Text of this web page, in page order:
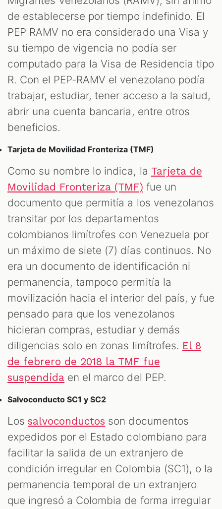
de establecerse por tiempo indefinido. El
PEP RAMV no era considerado una Visa y
su tiempo de vigencia no podía ser
computado para la Visa de Residencia tipo
R. Con el PEP-RAMV el venezolano podía
trabajar, estudiar, tener acceso a la salud,
abrir una cuenta bancaria, entre otros
beneficios.
Tarjeta de Movilidad Fronteriza (TMF)
Como su nombre lo indica, la Tarjeta de
Movilidad Fronteriza (TMF) fue un
documento que permitía a los venezolanos
transitar por los departamentos
colombianos limítrofes con Venezuela por
un máximo de siete (7) días continuos. No
era un documento de identificación ni
permanencia, tampoco permitía la
movilización hacia el interior del país, y fue
pensado para que los venezolanos
hicieran compras, estudiar y demás
diligencias solo en zonas limítrofes. El 8
de febrero de 2018 la TMF fue
suspendida en el marco del PEP.
Salvoconducto SC1 y SC2
Lossalvoconductos son documentos
expedidos por el Estado colombiano para
facilitar la salida de un extranjero de
condición irregular en Colombia (SC1), o la
permanencia temporal de un extranjero
que ingresó a Colombia de forma irregular